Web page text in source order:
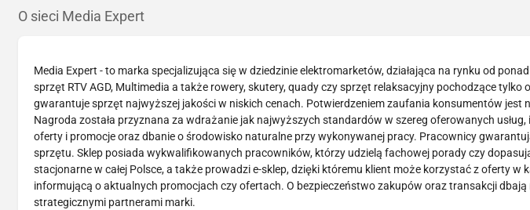
O sieci Media Expert
Media Expert - to marka specjalizująca się w dziedzinie elektromarketów, działająca na rynku od
sprzęt RTV AGD, Multimedia a także rowery, skutery, quady czy sprzęt relaksacyjny pochodzące
gwarantuje sprzęt najwyższej jakości w niskich cenach. Potwierdzeniem zaufania konsumentów jest
Nagroda została przyznana za wdrażanie jak najwyższych standardów w szereg oferowanych
oferty i promocje oraz dbanie o środowisko naturalne przy wykonywanej pracy. Pracownicy
sprzętu. Sklep posiada wykwalifikowanych pracowników, którzy udzielą fachowej porady czy
stacjonarne w całej Polsce, a także prowadzi e-sklep, dzięki któremu klient może korzystać z oferty w
informującą o aktualnych promocjach czy ofertach. O bezpieczeństwo zakupów oraz transakcji
strategicznymi partnerami marki.